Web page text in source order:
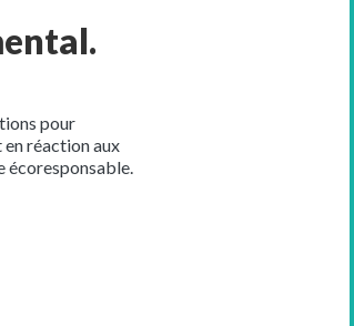
pour
réaction aux
écoresponsable.